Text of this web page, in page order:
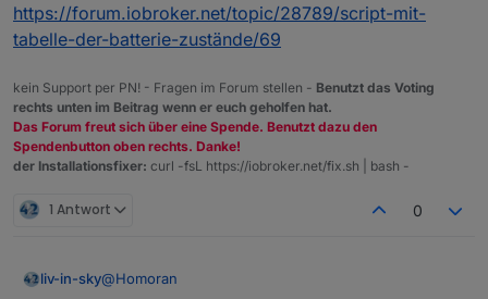
https://forum.iobroker.net/topic/28789/script-mit-
tabelle-der-batterie-zustände/69
kein Support per PN! - Fragen im Forum stellen - Benutzt das Voting
rechts unten im Beitrag wenn er euch geholfen hat.
Das Forum freut sich über eine Spende. Benutzt dazu den
Spendenbutton oben rechts. Danke!
der Installationsfixer: curl -fsL https://iobroker.net/fix.sh | bash -
1 Antwort 0
liv-in-sky@Homoran